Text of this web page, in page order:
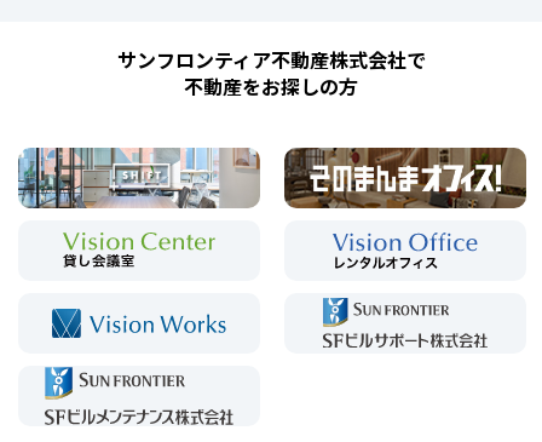
サンフロンティア不動産株式会社で
不動産をお探しの方